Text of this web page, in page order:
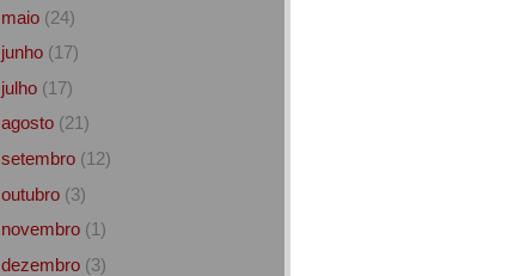
maio (24)
junho (17)
julho (17)
agosto (21)
setembro (12)
outubro (3)
novembro (1)
dezembro (3)